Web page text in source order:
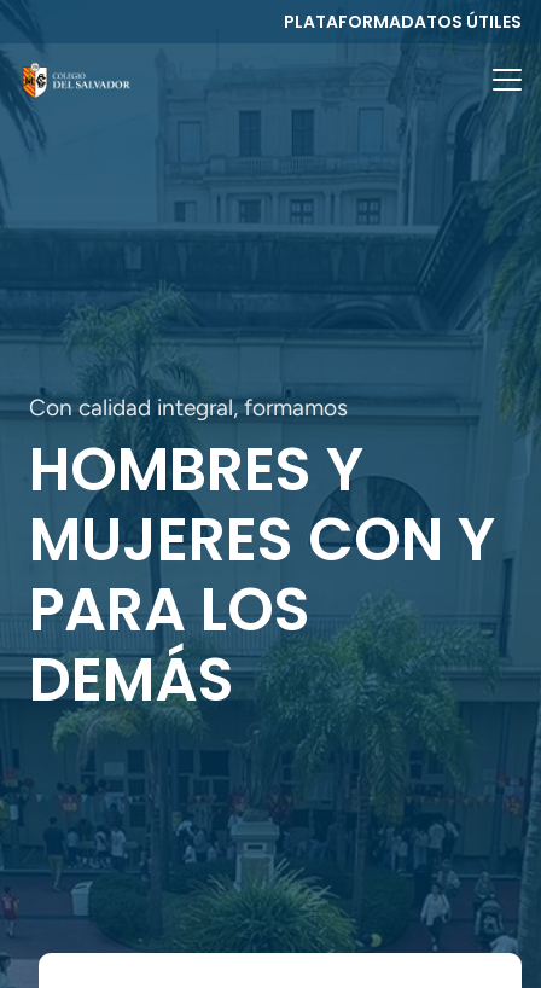
PLATAFORMADATOS ÚTILES
Con calidad integral, formamos
HOMBRES Y
MUJERES CON Y
PARA LOS
DEMÁS